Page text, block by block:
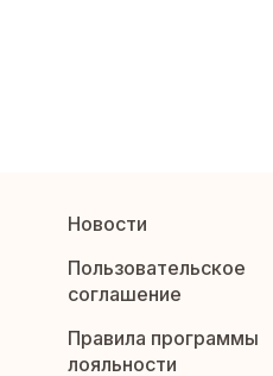
Новости
Пользовательское
соглашение
Правила программы
лояльности